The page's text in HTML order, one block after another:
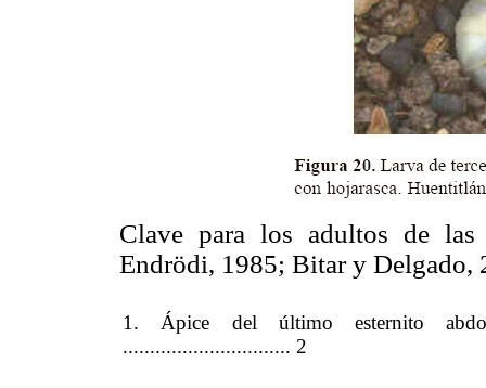
Clave para los adultos de
Endrödi, 1985; Bitar y Delgado,
1. Ápice del último esternito
............................... 2